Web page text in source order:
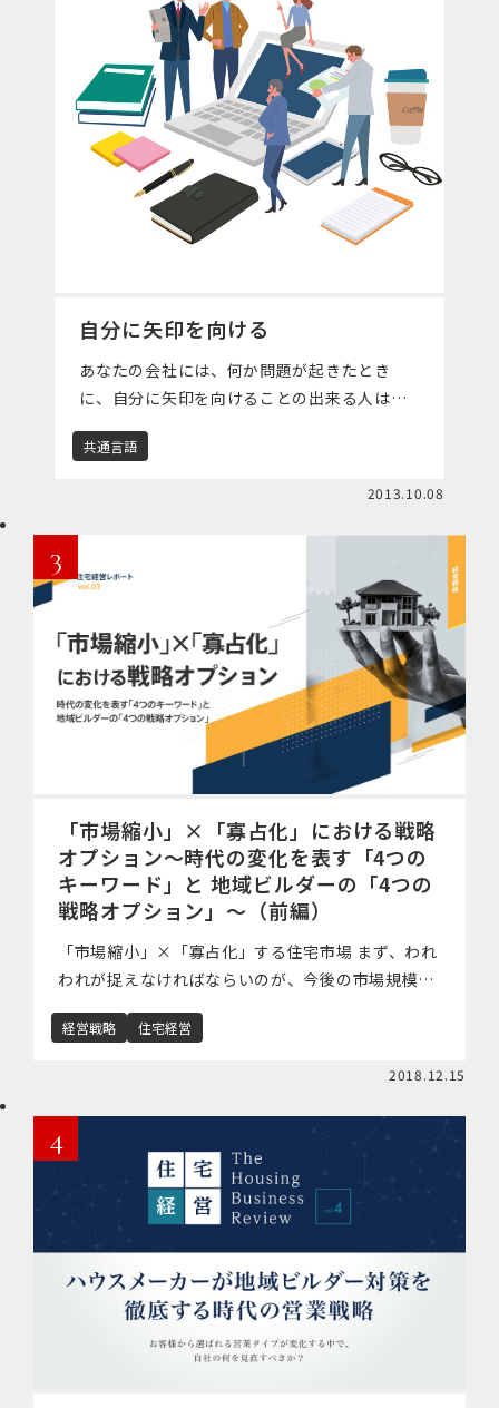
自分に矢印を向ける
あなたの会社には、何か問題が起きたとき
に、自分に矢印を向けることの出来る人はど
れだけいるだろうか。 ２つのケースで、どち
らに近いか振り返ってみてほしい。 -------
共通言語
2013.10.08
3
「市場縮小」×「寡占化」における戦略
オプション～時代の変化を表す「4つの
キーワード」と 地域ビルダーの「4つの
戦略オプション」～（前編）
「市場縮小」×「寡占化」する住宅市場 まず、われ
われが捉えなければならいのが、今後の市場規模の
変化です。さまざまな研究機関が今後の市場規模を
予測していますが、ある研究機関では、2030年には
経営戦略 住宅経営
2018.12.15
4